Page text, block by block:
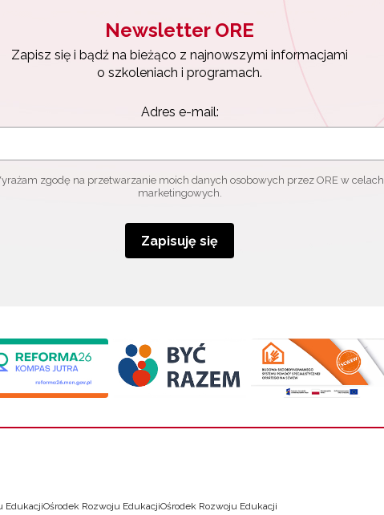
Newsletter ORE
Zapisz się i bądź na bieżąco z najnowszymi informacjami
o szkoleniach i programach.
Adres e-mail:
zgodę na przetwarzanie moich danych osobowych przez ORE w celach
marketingowych.
Zapisuję się
EdukacjiOśrodek Rozwoju EdukacjiOśrodek Rozwoju Edukacji